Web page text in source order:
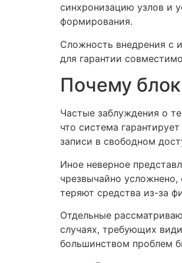
синхронизацию узлов и
формирования.
Сложность внедрения с
для гарантии
Почему
Частые заблуждения о
что система
записи в свободном
Иное неверное
чрезвычайно
теряют средства из-за
Отдельные
случаях, требующих
большинством проблем